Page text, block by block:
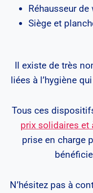
Réhausseur de
Siège et
Il existe de très
liées à l’hygiène
Tous ces
prix solidaires et
prise en charge
N’hésitez pas à